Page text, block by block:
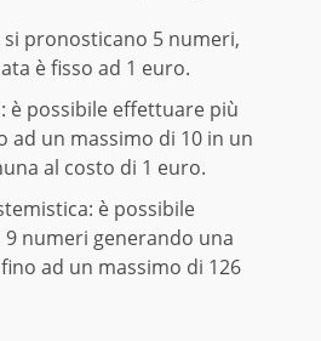
si pronosticano 5 numeri,
è fisso ad 1 euro.
è possibile effettuare più
ad un massimo di 10 in un
al costo di 1 euro.
è possibile
numeri generando una
ad un massimo di 126